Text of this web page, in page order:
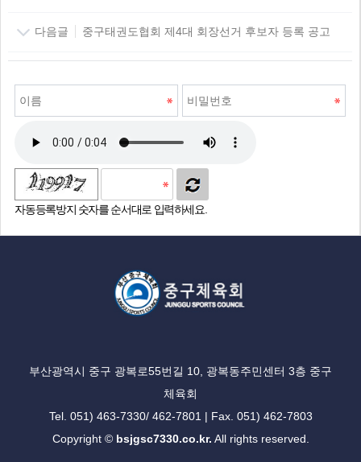
다음글 중구태권도협회 제4대 회장선거 후보자 등록 공고
자동등록방지 숫자를 순서대로 입력하세요.
부산광역시 중구 광복로55번길 10, 광복동주민센터 3층 중구
체육회
Tel. 051) 463-7330/ 462-7801 | Fax. 051) 462-7803
Copyright © bsjgsc7330.co.kr. All rights reserved.